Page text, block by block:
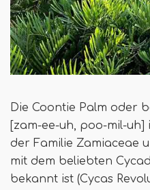
Die Coontie Palm oder
[zam-ee-uh, poo-mil-uh]
der Familie Zamiaceae
mit dem beliebten
bekannt ist (Cycas